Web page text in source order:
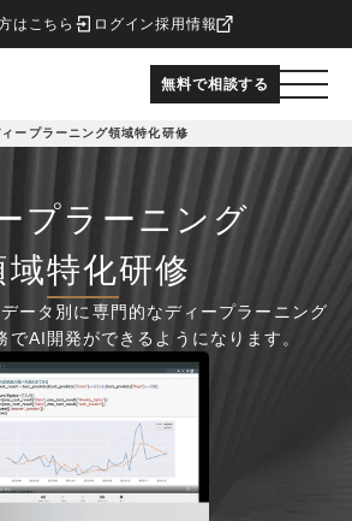
はこちら ログイン採用情報
無料で相談する
ープラーニング領域特化研修
プラーニング
域特化研修
ータ別に専門的なディープラーニング
でAI開発ができるようになります。